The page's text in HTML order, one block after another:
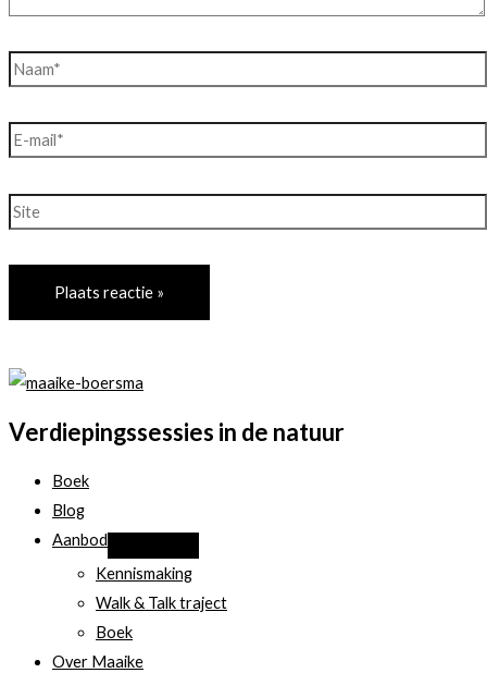
Naam*
E-
Site
Verdiepingssessies in de natuur
Boek
Blog
Aanbod
Kennismaking
Walk & Talk traject
Boek
Over Maaike